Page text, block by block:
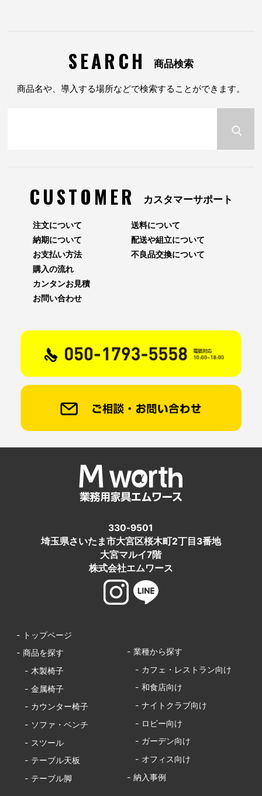
SEARCH 商品検索
商品名や、導入する場所などで検索することができます。
CUSTOMER カスタマーサポート
注文について
納期について
お支払い方法
送料について
配送や組立について
不良品交換について
購入の流れ
カンタンお見積
お問い合わせ
330-9501
埼玉県さいたま市大宮区桜木町2丁目3番地
大宮マルイ7階
株式会社エムワース
- トップページ
- 商品を探す
- 木製椅子
- 金属椅子
- カウンター椅子
- ソファ・ベンチ
- スツール
- テーブル天板
- テーブル脚
- 業種から探す
- カフェ・レストラン向け
- 和食店向け
- ナイトクラブ向け
- ロビー向け
- ガーデン向け
- オフィス向け
- 納入事例